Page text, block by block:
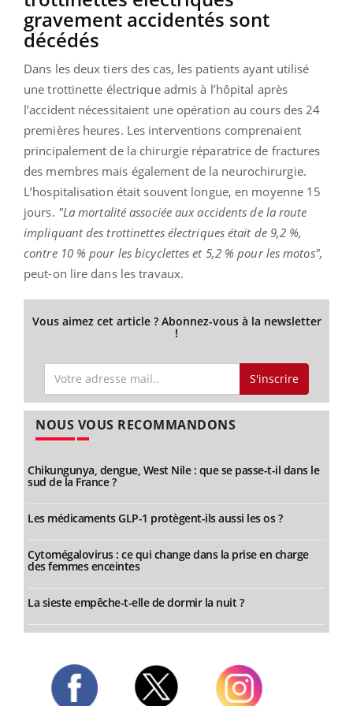
gravement accidentés sont
décédés
Dans les deux tiers des cas, les patients ayant utilisé
une trottinette électrique admis à l’hôpital après
l’accident nécessitaient une opération au cours des 24
premières heures. Les interventions comprenaient
principalement de la chirurgie réparatrice de fractures
des membres mais également de la neurochirurgie.
L’hospitalisation était souvent longue, en moyenne 15
jours. "La mortalité associée aux accidents de la route
impliquant des trottinettes électriques était de 9,2 %,
contre 10 % pour les bicyclettes et 5,2 % pour les motos",
peut-on lire dans les travaux.
Vous aimez cet article ? Abonnez-vous à la newsletter
!
S'inscrire
NOUS VOUS RECOMMANDONS
Chikungunya, dengue, West Nile : que se passe-t-il dans le
sud de la France ?
Les médicaments GLP-1 protègent-ils aussi les os ?
Cytomégalovirus : ce qui change dans la prise en charge
des femmes enceintes
La sieste empêche-t-elle de dormir la nuit ?